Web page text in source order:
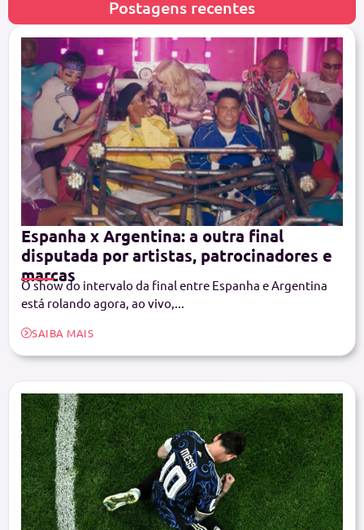
Postagens recentes
Espanha x Argentina: a outra final
disputada por artistas, patrocinadores e
marcas
O show do intervalo da final entre Espanha e Argentina
está rolando agora, ao vivo,...
SAIBA MAIS